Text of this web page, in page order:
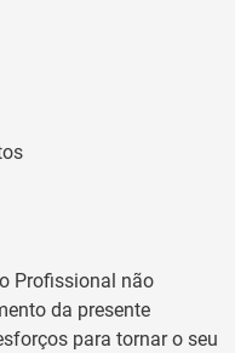
Profissional não
da presente
para tornar o seu